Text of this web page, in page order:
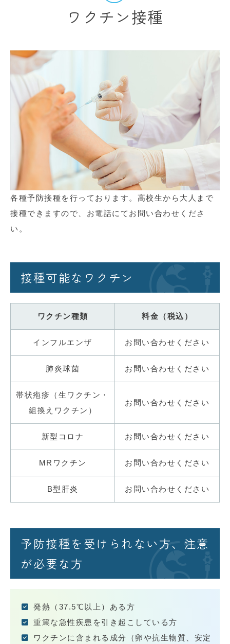
ワクチン接種
各種予防接種を行っております。 高校生から大人まで
接種できますので、お電話にてお問い合わせくださ
い。
接種可能なワクチン
ワクチン種類 料金（税込）
インフルエンザ お問い合わせください
肺炎球菌 お問い合わせください
帯状疱疹（生ワクチン・
組換えワクチン）
お問い合わせください
新型コロナ お問い合わせください
MRワクチン お問い合わせください
B型肝炎 お問い合わせください
予防接種を受けられない方、注意
が必要な方
発熱（37.5℃以上）ある方
重篤な急性疾患を引き起こしている方
ワクチンに含まれる成分（卵や抗生物質、安定